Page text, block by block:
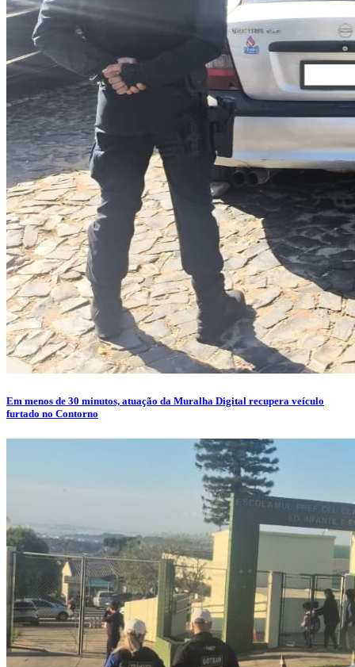
Em menos de 30 minutos, atuação da Muralha Digital recupera veículo
furtado no Contorno